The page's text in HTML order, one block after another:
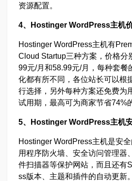
资源配置。
4、Hostinger WordPress主机
Hostinger WordPress主机有
Cloud Startup三种方案，价格分
99元/月和58.99元/月，每种套餐
化都有所不同，各位站长可以根
行选择，另外每种方案还免费为
试用期，最高可为商家节省74%
5、Hostinger WordPress主机
Hostinger WordPress主机是安
用程序防火墙、安全访问管理器
件扫描器等保护网站，而且还有
ss版本、主题和插件的自动更新。